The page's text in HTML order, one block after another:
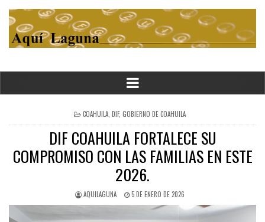
POSTED
IN
COAHUILA, DIF, GOBIERNO DE COAHUILA
DIF COAHUILA FORTALECE SU
COMPROMISO CON LAS FAMILIAS EN ESTE
2026.
AQUILAGUNA 5 DE ENERO DE 2026